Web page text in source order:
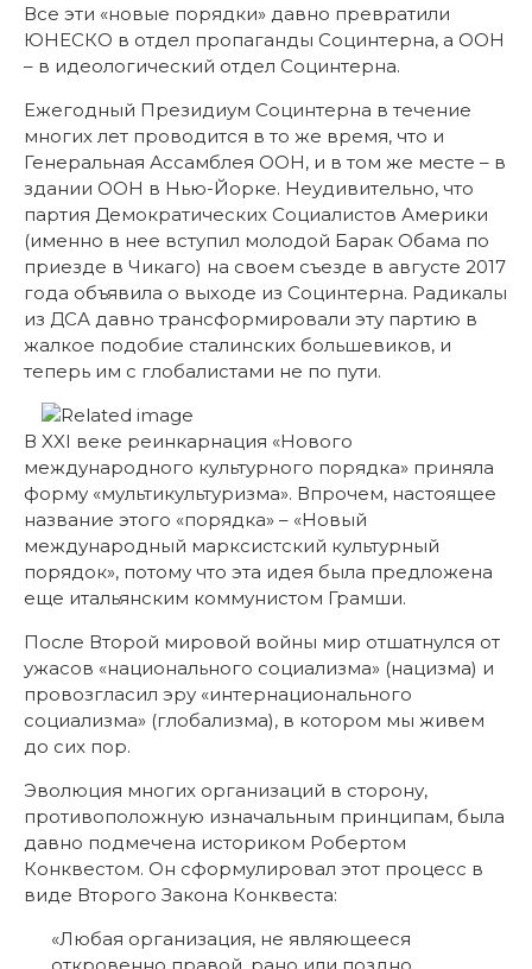
Все эти «новые порядки» давно превратили
ЮНЕСКО в отдел пропаганды Социнтерна, а ООН
– в идеологический отдел Социнтерна.
Ежегодный Президиум Социнтерна в течение
многих лет проводится в то же время, что и
Генеральная Ассамблея ООН, и в том же месте – в
здании ООН в Нью-Йорке. Неудивительно, что
партия Демократических Социалистов Америки
(именно в нее вступил молодой Барак Обама по
приезде в Чикаго) на своем съезде в августе 2017
года объявила о выходе из Социнтерна. Радикалы
из ДСА давно трансформировали эту партию в
жалкое подобие сталинских большевиков, и
теперь им с глобалистами не по пути.
В XXI веке реинкарнация «Нового
международного культурного порядка» приняла
форму «мультикультуризма». Впрочем, настоящее
название этого «порядка» – «Новый
международный марксистский культурный
порядок», потому что эта идея была предложена
еще итальянским коммунистом Грамши.
После Второй мировой войны мир отшатнулся от
ужасов «национального социализма» (нацизма) и
провозгласил эру «интернационального
социализма» (глобализма), в котором мы живем
до сих пор.
Эволюция многих организаций в сторону,
противоположную изначальным принципам, была
давно подмечена историком Робертом
Конквестом. Он сформулировал этот процесс в
виде Второго Закона Конквеста:
«Любая организация, не являющееся
откровенно правой, рано или поздно